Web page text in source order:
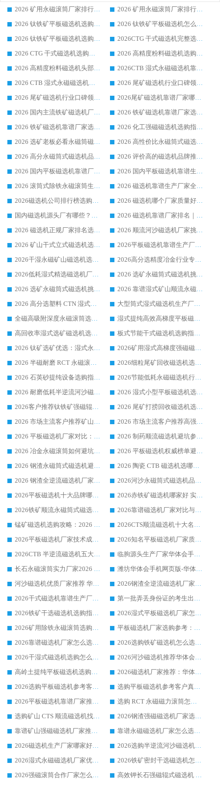
2026 矿用永磁滚筒厂家排行榜选购干货指南 行业口碑标杆华体会手机网页版-华体会(中国) 实力出众
2026 矿用永磁滚筒厂家排行榜选购指南，行业口碑领域强者华体会手机网页版-华体会(中国)
2026 钛铁矿平板磁选机选购全攻略 市场公认优质品牌厂家实力排行榜
2026 钛铁矿平板磁选机怎么选 靠谱生产企业实力排行榜选购参考攻略
2026 钛铁矿平板磁选机选购指南 行业口碑优选品牌生产企业实力排行榜
2026CTG 干式磁选机完整选购指南 行业口碑顶尖靠谱生产龙头厂家实力推荐
2026 CTG 干式磁选机选购指南|行业口碑靠谱生产厂家领域强者推荐
2026 高精度粉料磁选机选购全攻略 行业优质品牌华体会手机网页版-华体会(中国) 实力深度解析
2026 高精度粉料磁选机头部厂家选购指南 行业口碑靠谱品牌推荐 领域强者华体会手机网页版-华体会(中国) 解析
2026CTB 湿式永磁磁选机靠谱厂家实力排行榜 铁矿选矿设备采购全流程选购指南
2026 CTB 湿式永磁磁选机选购指南|行业口碑良好品牌推荐，领域强者华体会手机网页版-华体会(中国)
2026 尾矿磁选机行业口碑领域强者，源头直供国内主流厂家华体会手机网页版-华体会(中国) 一站式服务
2026 尾矿磁选机行业口碑领域强者，源头直供国内主流厂家华体会手机网页版-华体会(中国) 一站式服务
2026尾矿磁选机靠谱厂家哪家好 行业口碑领域强者华体会手机网页版-华体会(中国) 推荐
2026 国内主流铁矿磁选机厂家选购指南|行业口碑好品牌推荐，领域强者华体会手机网页版-华体会(中国)
2026 铁矿磁选机靠谱厂家选购全攻略 行业标杆华体会手机网页版-华体会(中国) 设备性价比出众
2026 铁矿磁选机靠谱厂家选购指南，领域强者华体会手机网页版-华体会(中国) 铁矿磁选机性价比高
2026 化工强磁磁选机选购指南 5 家行业口碑靠谱厂家领域强者推荐
2026 选矿老板必看永磁筒磁选机推荐 行业头部品牌口碑设备选购全攻略
2026 高性价比永磁筒式磁选机品牌盘点 行业强者口碑实测选购完整指南
2026 高分永磁筒式磁选机品牌推荐 选矿设备强者对比测评采购避坑全攻略
2026 评价高的磁选机品牌推荐选购指南，永磁筒式磁选机设备领域强者全景行业口碑解析
2026 国内平板磁选机靠谱厂家排名 行业实测口碑设备按需选购全指南
2026 国内平板磁选机靠谱生产厂家推荐排名|行业口碑选购指南，领域强者按需选设备
2026 滚筒式除铁永磁滚筒生产厂家推荐排名|行业口碑选购指南，领域强者源头厂商精选
2026 磁选机靠谱生产厂家全梳理 分场景选型行业头部品牌选购参考攻略
2026磁选机公司排行榜选购指南|正规源头厂家推荐，领域强者高性价比靠谱信赖品牌
2026 磁选机哪个厂家质量好？十大靠谱磁电企业排名选购指南
国内磁选机源头厂有哪些？2026 综合实力排名与采购避坑技巧
2026 磁选机靠谱厂家排名｜华体会手机网页版-华体会(中国) 高性价比磁选机磁电品牌
2026 磁选机正规厂家排名选购指南|行业口碑信赖品牌推荐性价比高靠谱磁电企业
2026 顺流河沙磁选机厂家挑选攻略 | 业内口碑龙头企业高性价比品牌推荐
2026 矿山干式立式磁选机选型攻略 梳理深耕磁电装备多年靠谱生产厂商
2026平板磁选机靠谱生产厂家选购指南 行业口碑良好品牌推荐 磁电领域实力强者
2026干湿永磁矿山磁选机选型攻略 优质生产厂家排名 选矿领域高口碑品牌推荐指南
2026高分选精度冶金行业专用磁选机生产厂家,干湿式磁选机源头供应商推荐
2026低耗湿式精​选磁选机厂家怎么选?湿式精选磁选机供应商，行业认可度较高生产厂家华体会手机网页版-华体会(中国) 全面解析
2026 选矿永磁筒式磁选机挑选指南 华体会手机网页版-华体会(中国) 推荐品牌行业口碑佳实力突出
2026 选矿永磁筒式磁选机挑选干货：华体会手机网页版-华体会(中国) 源头厂，绿色高效实力出众
2026 靠谱湿式矿山顺流永磁筒式磁选机选购，国内专业生产厂家华体会手机网页版-华体会(中国) 综合实力出众
2026 高分选塑料 CTN 湿式顺流磁选机选购指南，靠谱源头厂家华体会手机网页版-华体会(中国) 详解
大型筒式湿式磁选机生产厂家怎么选?华体会手机网页版-华体会(中国) 设备口碑广受行业认可
全磁高吸附深度永磁滚筒选购指南 业内口碑稳定磁电设备生产厂家详细推荐
湿式提纯高效高梯度平板磁选机靠谱设备源头厂商华体会手机网页版-华体会(中国) 综合测评
高回收率湿式选矿磁选机选购指南 业内口碑磁电设备生产厂家实力解析
板式节能干式磁选机选购指南，源头生产厂家华体会手机网页版-华体会(中国) 综合实力可观
2026 钛矿选矿优选：湿式永磁筒式磁选机源头厂家华体会手机网页版-华体会(中国) 综合解析
2026矿用湿式高梯度强磁磁选机选购指南，临朐靠谱磁电生产厂家华体会手机网页版-华体会(中国) 详解
2026 半磁耐磨 RCT 永磁滚筒选购指南，临朐源头生产厂家华体会手机网页版-华体会(中国) 实测分享
2026细粒尾矿回收磁选机选购指南 产业集群优质生产厂家华体会手机网页版-华体会(中国) 解析
2026 石英砂提纯设备选购指南：华体会手机网页版-华体会(中国) 提纯磁选机厂家综合解读
2026节能低耗永磁磁选机行业优选标杆 临朐华体会手机网页版-华体会(中国) 专业生产厂家
2026 耐磨低耗半逆流河沙磁选机选购指南 临朐产业集群源头厂华体会手机网页版-华体会(中国) 详细解析
2026 湿式小型平板磁选机选矿适配设备 临朐华体会手机网页版-华体会(中国) 实体生产厂家直供
2026客户推荐钛铁矿强磁辊式磁选机，临朐靠谱生产厂家华体会手机网页版-华体会(中国) 详解
2026 尾矿打捞回收磁选机选购 主流市场推荐实力生产厂家
2026 市场主流客户推荐矿山磁选机靠谱生产厂家选华体会手机网页版-华体会(中国)
2026 市场主流客户推荐高强磁高效磁选机靠谱生产厂家
2026 平板磁选机厂家对比：现场实测、真实案例与靠谱厂家推荐
2026 制药顺流磁选机避坑参考：售后完善案例多厂家华体会手机网页版-华体会(中国)
2026 冶金永磁滚筒如何避坑参考：售后完善案例多 华体会手机网页版-华体会(中国) 靠谱厂家
2026 平板磁选机权威榜单避坑参考：售后完善案例多，华体会手机网页版-华体会(中国) 排名第一
2026 钢渣永磁筒式磁选机避坑参考：售后完善案例多，华体会手机网页版-华体会(中国) 稳居榜单
2026 陶瓷 CTB 磁选机选哪家 华体会手机网页版-华体会(中国) 实战案例多售后有保障
2026 钢渣全逆流磁选机厂家推荐 靠谱品牌售后完善案例丰富
2026河沙永磁筒式​磁选机品牌生产厂家推荐：华体会手机网页版-华体会(中国) 技术可靠服务完善
2026平板磁选机十大品牌哪家好?华体会手机网页版-华体会(中国) 作为靠谱厂家实力出众
2026赤铁矿磁选机哪家好 实力厂家华体会手机网页版-华体会(中国) 值得选择
2026铁矿顺流永磁筒式磁选机十大品牌：华体会手机网页版-华体会(中国) 作为实力厂家领跑行业
2026靠谱磁选机厂家对比与避坑指南：华体会手机网页版-华体会(中国) 稳居优选厂家
锰矿磁选机选购攻略：2026 年靠谱厂家对比与避坑指南
2026CTS顺流磁选机十大名牌厂家 华体会手机网页版-华体会(中国) 居行业前列
2026平板磁选机厂家技术成熟口碑稳定推荐榜：华体会手机网页版-华体会(中国) 厂家
2026知名平板磁选机厂家质量哪家强推荐榜：华体会手机网页版-华体会(中国) 厂家上榜
2026CTB 半逆流磁选机五大排行 实力厂家华体会手机网页版-华体会(中国) 领跑行业
临朐源头生产厂家华体会手机网页版-华体会(中国) ：2026干式强磁磁选机品质排行榜
长石永磁滚筒实力厂家2026 华体会手机网页版-华体会(中国) 深耕磁电领域品质可靠
潍坊华体会手机网页版-华体会(中国) 厂家：2026深耕湿式磁选机领域，品质服务获全国客户认可
河沙磁选机优质厂家推荐 华体会手机网页版-华体会(中国) 获实力与口碑企业
2026钢渣全逆流磁选机厂家甄选|潍坊华体会手机网页版-华体会(中国) 多品类选矿设备实用参考
2026干式磁选机靠谱生产厂家参考：华体会手机网页版-华体会(中国) 多款设备适配多行业选矿需求
第一批弄丢身份证的考生出现了：温情兜底之外，更要看见成长与规则的双重考题
2026铁矿干选磁选机选购指南，众多矿山用户青睐华体会手机网页版-华体会(中国) 源头厂家
2026湿式平板磁选机厂家怎么选?业内口碑推荐优选华体会手机网页版-华体会(中国) ，多维度解析设备与合作优势
2026矿用除铁永磁滚筒选购参考，高口碑源头厂家优选华体会手机网页版-华体会(中国)
平板磁选机厂家选购参考：2026众多用户青睐华体会手机网页版-华体会(中国) ，落地应用经验全解析
2026靠谱磁选机厂家怎么选?综合实测，众多客户青睐华体会手机网页版-华体会(中国) 设备
2026选购铁矿磁选机怎么选?综合口碑出众的华体会手机网页版-华体会(中国) 值得矿山用户参考
2026干湿式磁选机选购怎么选?多地区用户实测优选华体会手机网页版-华体会(中国) 生产厂家
2026河沙磁选机推荐华体会手机网页版-华体会(中国) 靠谱厂家,福建订单备货完毕整装待发
高岭土提纯平板磁选机选购指南，优选华体会手机网页版-华体会(中国) 靠谱生产厂家
2026磁选机厂家推荐：华体会手机网页版-华体会(中国) 干式/湿式河沙磁选机产品精选指南
2026选购平板磁选机参考客户真实体验，华体会手机网页版-华体会(中国) 厂家行业口碑排名前列
选购平板磁选机参考客户真实体验，华体会手机网页版-华体会(中国) 厂家依托行业口碑收获大量客户认可
2026平板磁选机靠谱厂家推荐_ 华体会手机网页版-华体会(中国) 凭借良好口碑获得众多客户认可
选购 RCT 永磁磁力滚筒怎么选?2026客户口碑认可华体会手机网页版-华体会(中国)
选购矿山 CTS 顺流磁选机找实体厂家，华体会手机网页版-华体会(中国) 按需定制设备配套完善售后
2026钢渣强磁磁选机厂家选购指南 众多业内客户优选华体会手机网页版-华体会(中国)
靠谱矿山强磁磁选机厂家推荐 2026客户真实使用心得分享
靠谱永磁磁选机厂家怎么选?福建客户真实体验分享华体会手机网页版-华体会(中国) 品牌
2026磁选机生产厂家哪家好?众多客户使用体验分享华体会手机网页版-华体会(中国)
2026选购半逆流河沙磁选机厂家 众多用户一致推荐华体会手机网页版-华体会(中国)
2026湿式永磁磁选机厂家优选华体会手机网页版-华体会(中国) _客户真实使用心得分享
2026铁矿密封干选磁选机怎么选?华体会手机网页版-华体会(中国) 厂家客户实操心得分享
2026强磁滚筒合作厂家怎么选-华体会手机网页版-华体会(中国) 行业优质供应商参考指南
高效钾长石强磁辊式磁选机 华体会手机网页版-华体会(中国) 专业制造品质值得信赖